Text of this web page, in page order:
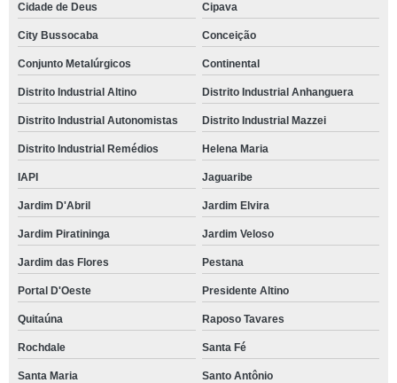
Cidade de Deus Cipava
City Bussocaba Conceição
Conjunto Metalúrgicos Continental
Distrito Industrial Altino Distrito Industrial Anhanguera
Distrito Industrial Autonomistas Distrito Industrial Mazzei
Distrito Industrial Remédios Helena Maria
IAPI Jaguaribe
Jardim D'Abril Jardim Elvira
Jardim Piratininga Jardim Veloso
Jardim das Flores Pestana
Portal D'Oeste Presidente Altino
Quitaúna Raposo Tavares
Rochdale Santa Fé
Santa Maria Santo Antônio